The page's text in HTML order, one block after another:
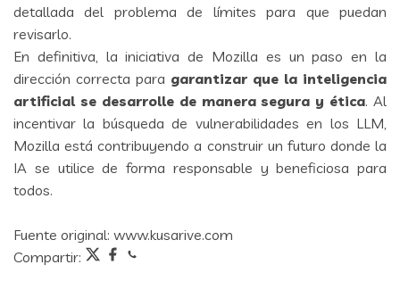
detallada del problema de límites para que puedan
revisarlo.
En definitiva, la iniciativa de Mozilla es un paso en la
dirección correcta para garantizar que la inteligencia
artificial se desarrolle de manera segura y ética. Al
incentivar la búsqueda de vulnerabilidades en los LLM,
Mozilla está contribuyendo a construir un futuro donde la
IA se utilice de forma responsable y beneficiosa para
todos.
Fuente original: www.kusarive.com
Compartir: